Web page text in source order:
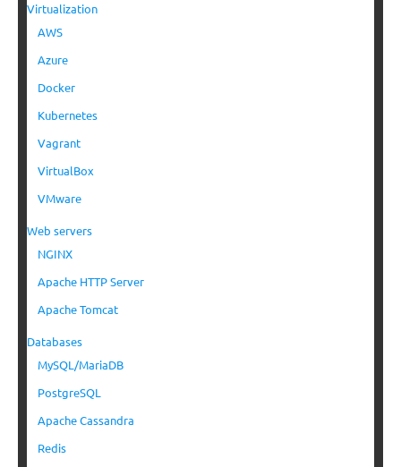
Virtualization
AWS
Azure
Docker
Kubernetes
Vagrant
VirtualBox
VMware
Web servers
NGINX
Apache HTTP Server
Apache Tomcat
Databases
MySQL/MariaDB
PostgreSQL
Apache Cassandra
Redis